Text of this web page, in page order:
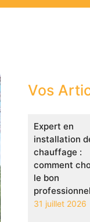
Vos
Expert en
installation
chauffage :
comment
le bon
31 juillet 2026